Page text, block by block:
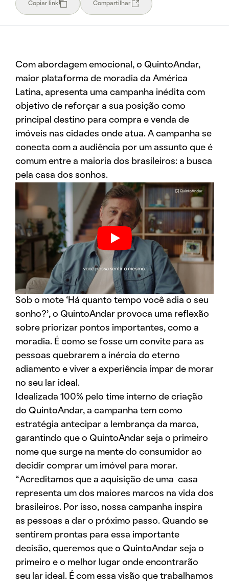
Copiar link Compartilhar
Com abordagem emocional, o QuintoAndar,
maior plataforma de moradia da América
Latina, apresenta uma campanha inédita com
objetivo de reforçar a sua posição como
principal destino para compra e venda de
imóveis nas cidades onde atua. A campanha se
conecta com a audiência por um assunto que é
comum entre a maioria dos brasileiros: a busca
pela casa dos sonhos.
Sob o mote ‘Há quanto tempo você adia o seu
sonho?’, o QuintoAndar provoca uma reflexão
sobre priorizar pontos importantes, como a
moradia. É como se fosse um convite para as
pessoas quebrarem a inércia do eterno
adiamento e viver a experiência ímpar de morar
no seu lar ideal.
Idealizada 100% pelo time interno de criação
do QuintoAndar, a campanha tem como
estratégia antecipar a lembrança da marca,
garantindo que o QuintoAndar seja o primeiro
nome que surge na mente do consumidor ao
decidir comprar um imóvel para morar.
“Acreditamos que a aquisição de uma casa
representa um dos maiores marcos na vida dos
brasileiros. Por isso, nossa campanha inspira
as pessoas a dar o próximo passo. Quando se
sentirem prontas para essa importante
decisão, queremos que o QuintoAndar seja o
primeiro e o melhor lugar onde encontrarão
seu lar ideal. É com essa visão que trabalhamos